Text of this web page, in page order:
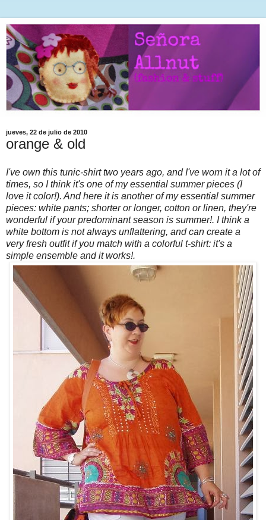
jueves, 22 de julio de 2010
orange & old
I've own this tunic-shirt two years ago, and I've worn it a lot of
times, so I think it's one of my essential summer pieces (I
love it color!). And here it is another of my essential summer
pieces: white pants; shorter or longer, cotton or linen, they're
wonderful if your predominant season is summer!. I think a
white bottom is not always unflattering, and can create a
very fresh outfit if you match with a colorful t-shirt: it's a
simple ensemble and it works!.